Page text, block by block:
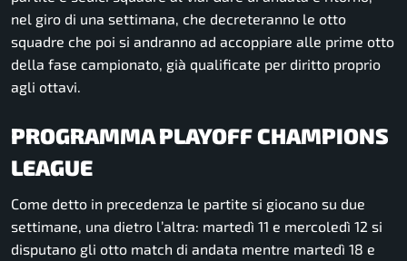
nel giro di una settimana, che decreteranno le otto
squadre che poi si andranno ad accoppiare alle prime otto
della fase campionato, già qualificate per diritto proprio
agli ottavi.
PROGRAMMA PLAYOFF CHAMPIONS
LEAGUE
Come detto in precedenza le partite si giocano su due
settimane, una dietro l’altra: martedì 11 e mercoledì 12 si
disputano gli otto match di andata mentre martedì 18 e